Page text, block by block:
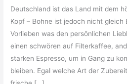
Deutschland ist das Land mit dem
Kopf – Bohne ist jedoch nicht gleich
Vorlieben was den persönlichen
einen schwören auf Filterkaffee,
starken Espresso, um in Gang zu
bleiben. Egal welche Art der